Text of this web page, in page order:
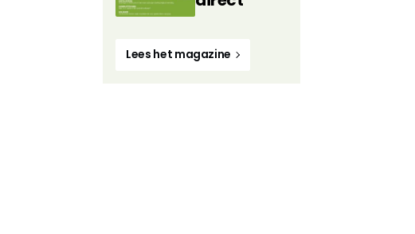
Lees het magazine